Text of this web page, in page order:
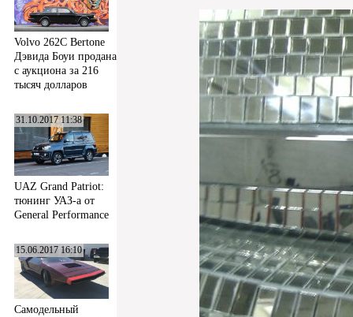
Volvo 262C Bertone
Дэвида Боуи продана
с аукциона за 216
тысяч долларов
31.10.2017 11:38
UAZ Grand Patriot:
тюнинг УАЗ-а от
General Performance
15.06.2017 16:10
Самодельный